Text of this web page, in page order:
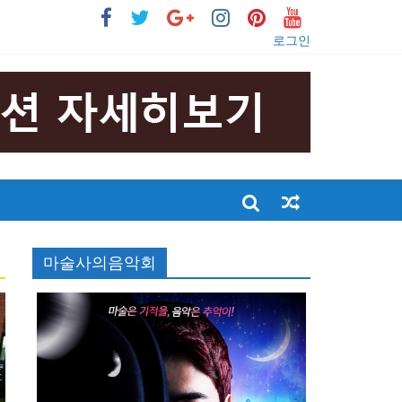
로그인
마술사의음악회